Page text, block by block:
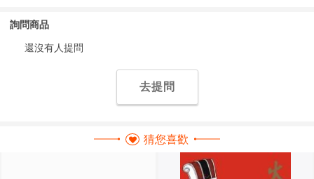
詢問商品
還沒有人提問
去提問
猜您喜歡